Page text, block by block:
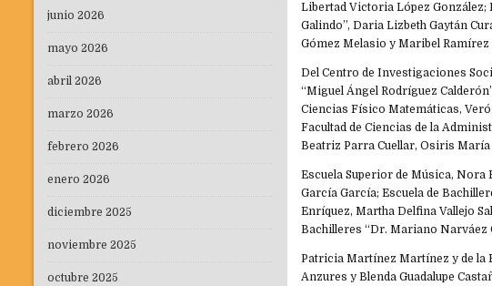
Libertad Victoria López González;
Galindo”, Daria Lizbeth Gaytán
Gómez Melasio y Maribel Ramírez
Del Centro de Investigaciones
“Miguel Ángel Rodríguez
Ciencias Físico Matemáticas,
Facultad de Ciencias de la
Beatriz Parra Cuellar, Osiris
Escuela Superior de Música, Nora
García García; Escuela de
Enríquez, Martha Delfina Vallejo
Bachilleres “Dr. Mariano Narváez
Patricia Martínez Martínez y de la
Anzures y Blenda Guadalupe
junio 2026
mayo 2026
abril 2026
marzo 2026
febrero 2026
enero 2026
diciembre 2025
noviembre 2025
octubre 2025